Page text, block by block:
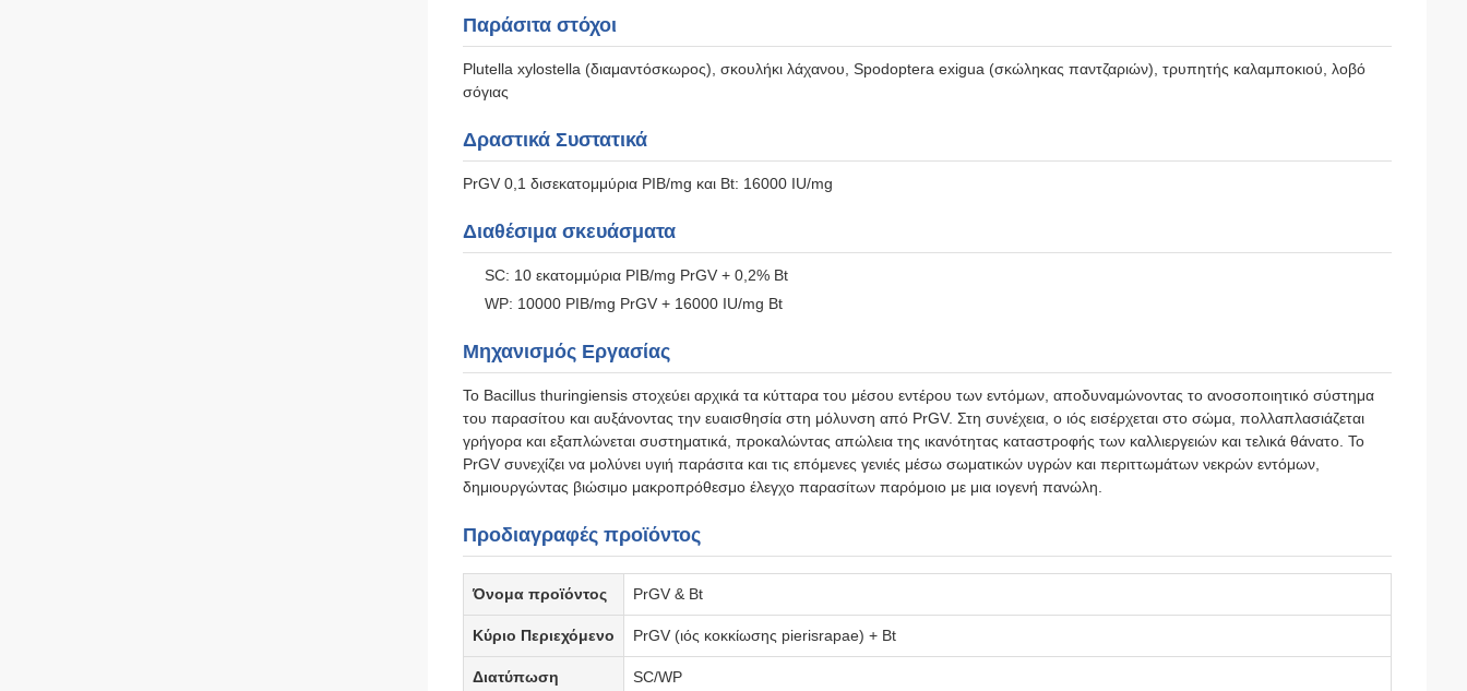
Παράσιτα στόχοι
Plutella xylostella (διαμαντόσκωρος), σκουλήκι λάχανου, Spodoptera exigua (σκώληκας παντζαριών), τρυπητής καλαμποκιού, λοβό
σόγιας
Δραστικά Συστατικά
PrGV 0,1 δισεκατομμύρια PIB/mg και Bt: 16000 IU/mg
Διαθέσιμα σκευάσματα
SC: 10 εκατομμύρια PIB/mg PrGV + 0,2% Bt
WP: 10000 PIB/mg PrGV + 16000 IU/mg Bt
Μηχανισμός Εργασίας
Το Bacillus thuringiensis στοχεύει αρχικά τα κύτταρα του μέσου εντέρου των εντόμων, αποδυναμώνοντας το ανοσοποιητικό σύστημα
του παρασίτου και αυξάνοντας την ευαισθησία στη μόλυνση από PrGV. Στη συνέχεια, ο ιός εισέρχεται στο σώμα, πολλαπλασιάζεται
γρήγορα και εξαπλώνεται συστηματικά, προκαλώντας απώλεια της ικανότητας καταστροφής των καλλιεργειών και τελικά θάνατο. Το
PrGV συνεχίζει να μολύνει υγιή παράσιτα και τις επόμενες γενιές μέσω σωματικών υγρών και περιττωμάτων νεκρών εντόμων,
δημιουργώντας βιώσιμο μακροπρόθεσμο έλεγχο παρασίτων παρόμοιο με μια ιογενή πανώλη.
Προδιαγραφές προϊόντος
Όνομα προϊόντος PrGV & Bt
Κύριο Περιεχόμενο PrGV (ιός κοκκίωσης pierisrapae) + Bt
Διατύπωση SC/WP